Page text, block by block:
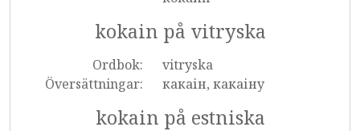
kokain på vitryska
Ordbok:
vitryska
Översättningar:
какаін, какаіну
kokain på estniska